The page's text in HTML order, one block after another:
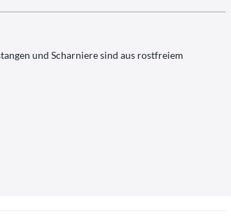
und Scharniere sind aus rostfreiem